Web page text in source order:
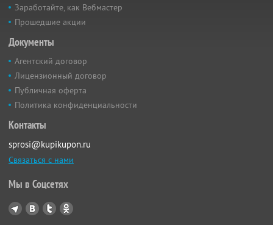
Заработайте, как Вебмастер
Прошедшие акции
Документы
Агентский договор
Лицензионный договор
Публичная оферта
Политика конфиденциальности
Контакты
sprosi@kupikupon.ru
Связаться с нами
Мы в Соцсетях